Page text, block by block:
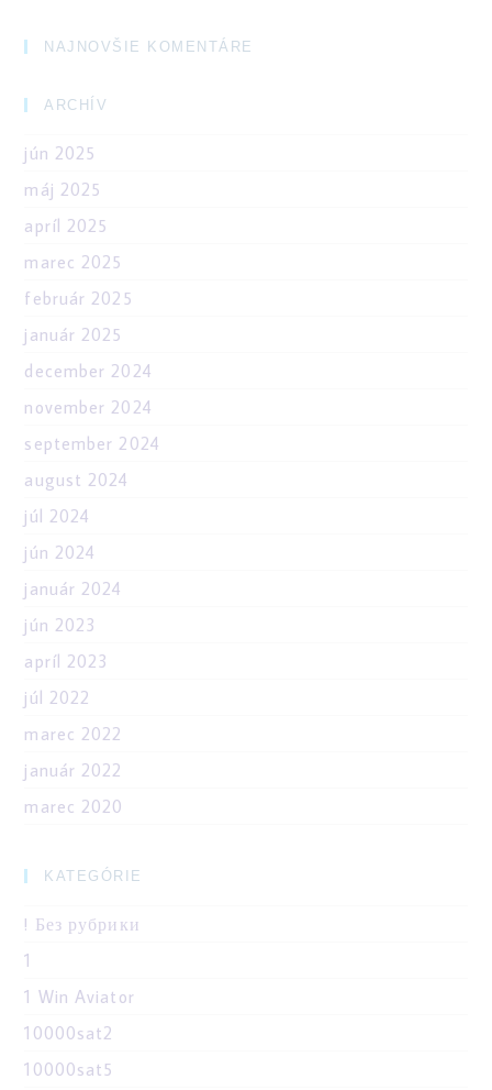
NAJNOVŠIE KOMENTÁRE
ARCHÍV
jún 2025
máj 2025
apríl 2025
marec 2025
február 2025
január 2025
december 2024
november 2024
september 2024
august 2024
júl 2024
jún 2024
január 2024
jún 2023
apríl 2023
júl 2022
marec 2022
január 2022
marec 2020
KATEGÓRIE
! Без рубрики
1
1 Win Aviator
10000sat2
10000sat5